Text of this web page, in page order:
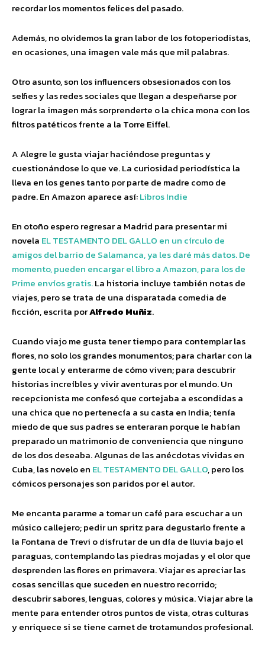
recordar los momentos felices del pasado.
Además, no olvidemos la gran labor de los fotoperiodistas,
en ocasiones, una imagen vale más que mil palabras.
Otro asunto, son los influencers obsesionados con los
selfies y las redes sociales que llegan a despeñarse por
lograr la imagen más sorprenderte o la chica mona con los
filtros patéticos frente a la Torre Eiffel.
A Alegre le gusta viajar haciéndose preguntas y
cuestionándose lo que ve. La curiosidad periodística la
lleva en los genes tanto por parte de madre como de
padre. En Amazon aparece así:Libros Indie
En otoño espero regresar a Madrid para presentar mi
novela EL TESTAMENTO DEL GALLO en un círculo de
amigos del barrio de Salamanca, ya les daré más datos. De
momento, pueden encargar el libro a Amazon, para los de
Prime envíos gratis.La historia incluye también notas de
viajes, pero se trata de una disparatada comedia de
ficción, escrita porAlfredo Muñiz.
Cuando viajo me gusta tener tiempo para contemplar las
flores, no solo los grandes monumentos; para charlar con la
gente local y enterarme de cómo viven; para descubrir
historias increíbles y vivir aventuras por el mundo. Un
recepcionista me confesó que cortejaba a escondidas a
una chica que no pertenecía a su casta en India; tenía
miedo de que sus padres se enteraran porque le habían
preparado un matrimonio de conveniencia que ninguno
de los dos deseaba. Algunas de las anécdotas vividas en
Cuba, las novelo en EL TESTAMENTO DEL GALLO, pero los
cómicos personajes son paridos por el autor.
Me encanta pararme a tomar un café para escuchar a un
músico callejero; pedir un spritz para degustarlo frente a
la Fontana de Trevi o disfrutar de un día de lluvia bajo el
paraguas, contemplando las piedras mojadas y el olor que
desprenden las flores en primavera. Viajar es apreciar las
cosas sencillas que suceden en nuestro recorrido;
descubrir sabores, lenguas, colores y música. Viajar abre la
mente para entender otros puntos de vista, otras culturas
y enriquece si se tiene carnet de trotamundos profesional.